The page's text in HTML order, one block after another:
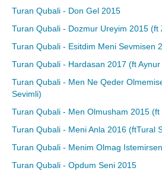
Turan Qubali - Don Gel 2015
Turan Qubali - Dozmur Ureyim 2015 (ft
Turan Qubali - Esitdim Meni Sevmisen
Turan Qubali - Hardasan 2017 (ft Aynur
Turan Qubali - Men Ne Qeder
Sevimli)
Turan Qubali - Men Olmusham 2015 (ft
Turan Qubali - Meni Anla 2016 (ftTural
Turan Qubali - Menim Olmag
Turan Qubali - Opdum Seni 2015